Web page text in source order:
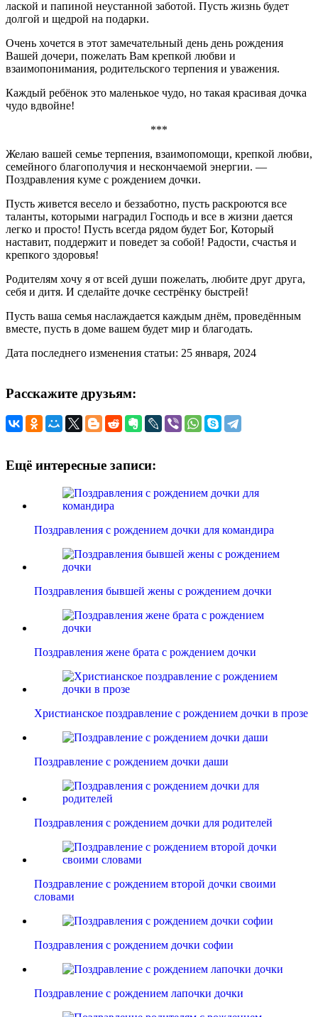
лаской и папиной неустанной заботой. Пусть жизнь будет
долгой и щедрой на подарки.
Очень хочется в этот замечательный день день рождения
Вашей дочери, пожелать Вам крепкой любви и
взаимопонимания, родительского терпения и уважения.
Каждый ребёнок это маленькое чудо, но такая красивая дочка
чудо вдвойне!
***
Желаю вашей семье терпения, взаимопомощи, крепкой любви,
семейного благополучия и нескончаемой энергии. —
Поздравления куме с рождением дочки.
Пусть живется весело и беззаботно, пусть раскроются все
таланты, которыми наградил Господь и все в жизни дается
легко и просто! Пусть всегда рядом будет Бог, Который
наставит, поддержит и поведет за собой! Радости, счастья и
крепкого здоровья!
Родителям хочу я от всей души пожелать, любите друг друга,
себя и дитя. И сделайте дочке сестрёнку быстрей!
Пусть ваша семья наслаждается каждым днём, проведённым
вместе, пусть в доме вашем будет мир и благодать.
Дата последнего изменения статьи: 25 января, 2024
Расскажите друзьям:
Ещё интересные записи:
Поздравления с рождением дочки для командира
Поздравления бывшей жены с рождением дочки
Поздравления жене брата с рождением дочки
Христианское поздравление с рождением дочки в прозе
Поздравление с рождением дочки даши
Поздравления с рождением дочки для родителей
Поздравление с рождением второй дочки своими
словами
Поздравления с рождением дочки софии
Поздравление с рождением лапочки дочки